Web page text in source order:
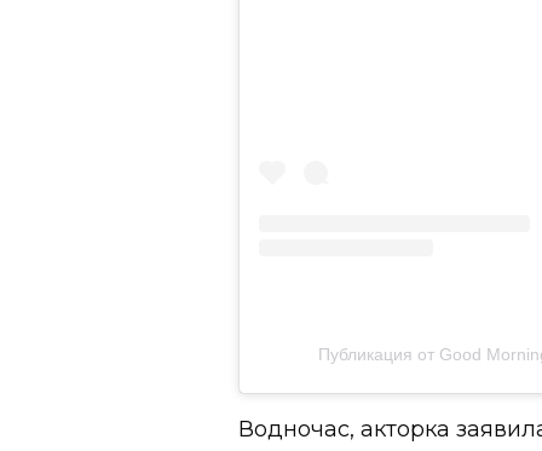
Публикация от Good
Водночас, акторка